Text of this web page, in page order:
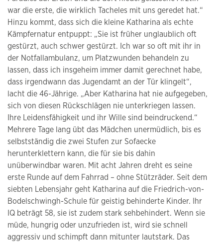
war die erste, die wirklich Tacheles mit uns geredet hat.“
Hinzu kommt, dass sich die kleine Katharina als echte
Kämpfernatur entpuppt: „Sie ist früher unglaublich oft
gestürzt, auch schwer gestürzt. Ich war so oft mit ihr in
der Notfallambulanz, um Platzwunden behandeln zu
lassen, dass ich insgeheim immer damit gerechnet habe,
dass irgendwann das Jugendamt an der Tür klingelt“,
lacht die 46-Jährige. „Aber Katharina hat nie aufgegeben,
sich von diesen Rückschlägen nie unterkriegen lassen.
Ihre Leidensfähigkeit und ihr Wille sind beindruckend.“
Mehrere Tage lang übt das Mädchen unermüdlich, bis es
selbstständig die zwei Stufen zur Sofaecke
herunterklettern kann, die für sie bis dahin
unüberwindbar waren. Mit acht Jahren dreht es seine
erste Runde auf dem Fahrrad – ohne Stützräder. Seit dem
siebten Lebensjahr geht Katharina auf die Friedrich-von-
Bodelschwingh-Schule für geistig behinderte Kinder. Ihr
IQ beträgt 58, sie ist zudem stark sehbehindert. Wenn sie
müde, hungrig oder unzufrieden ist, wird sie schnell
aggressiv und schimpft dann mitunter lautstark. Das